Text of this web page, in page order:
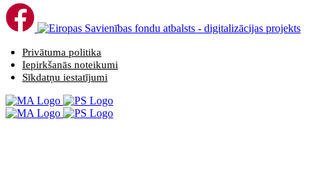
Privātuma politika
Iepirkšanās noteikumi
Sīkdatņu iestatījumi